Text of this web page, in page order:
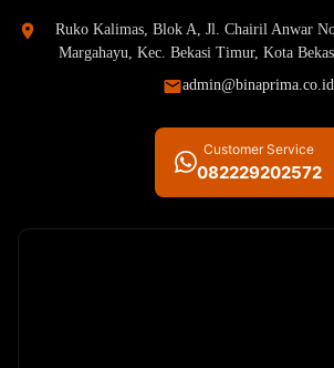
Ruko Kalimas, Blok A, Jl. Chairil Anwar
Margahayu, Kec. Bekasi Timur, Kota
admin@binaprima.co.id
Customer Service
082229202572